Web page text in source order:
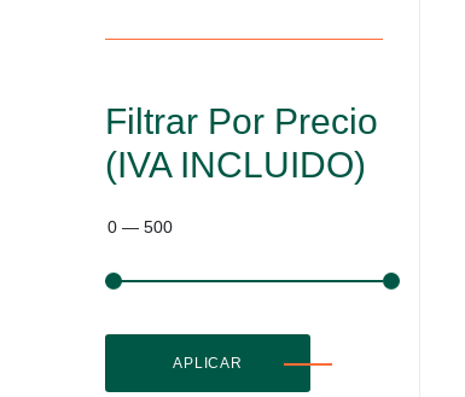
Filtrar Por Precio
(IVA INCLUIDO)
0 — 500
APLICAR